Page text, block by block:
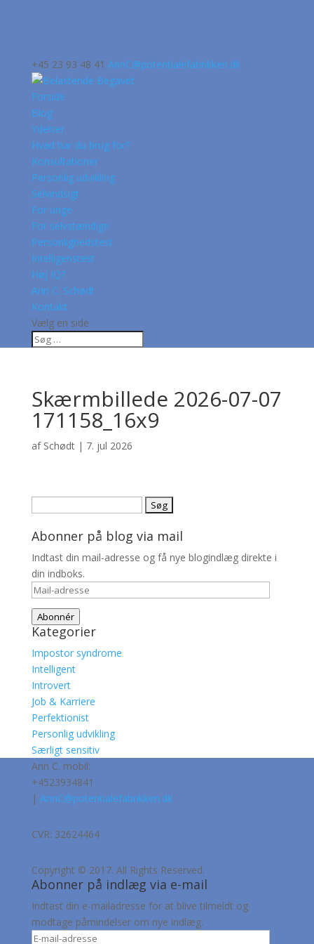
+45 23 93 48 41 AnnC@potentialefabrikken.dk
Forside
Blog
Ydelser
Hvad har du brug for?
Konsultationer
Personlig udvikling
Selvindsigt
For unge
For selvstændige
Personlighedstest
Intelligenstest
Høj IQ?
Ann C. Schødt
Kontakt
Vælg en side
Skærmbillede 2026-07-07
171158_16x9
af Schødt| 7. jul 2026
Abonner på blog via mail
Indtast din mail-adresse og få nye blogindlæg direkte i
din indboks.
Mail-
adresse
Abonnér
Kategorier
Impostor syndrome
Intelligent
Introvert
Job & Karriere
Perfektionist
Personlig udvikling
Særligt sensitiv
Ann C. mobil:
+4523934841
| AnnC@potentialefabrikken.dk
CVR: 32624464
Copyright © 2017. All Rights Reserved.
Abonner på indlæg via e-mail
Indtast din e-mailadresse for at blive tilmeldt og
modtage påmindelser om nye indlæg.
E-